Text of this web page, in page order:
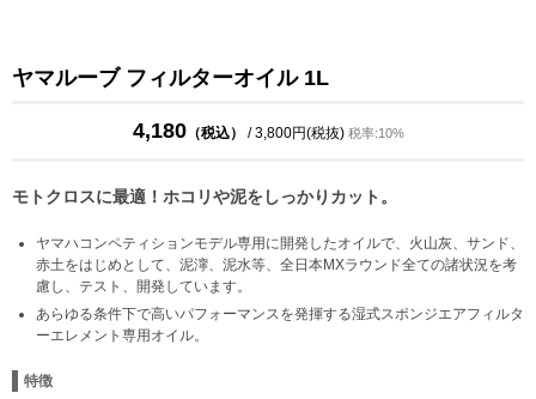
ヤマルーブ フィルターオイル 1L
4,180（税込） / 3,800円(税抜) 税率:10%
モトクロスに最適！ホコリや泥をしっかりカット。
ヤマハコンペティションモデル専用に開発したオイルで、火山灰、サンド、
赤土をはじめとして、泥濘、泥水等、全日本MXラウンド全ての諸状況を考
慮し、テスト、開発しています。
あらゆる条件下で高いパフォーマンスを発揮する湿式スポンジエアフィルタ
ーエレメント専用オイル。
特徴